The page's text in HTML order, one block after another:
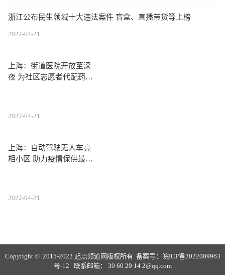
浙江公布民生领域十大违法案件 盲盒、直播带货等上榜
2022-04-21
上海：街道医院开放至深
夜 为社区志愿者代配药服
2022-04-21
上海：自动驾驶无人车亮
相小区 助力疫情保供最后
2022-04-21
Copyright © 2015-2022 起点频道网版权所有 备案号： 皖ICP备2022009963
号-12 联系邮箱： 39 60 29 14 2@qq.com